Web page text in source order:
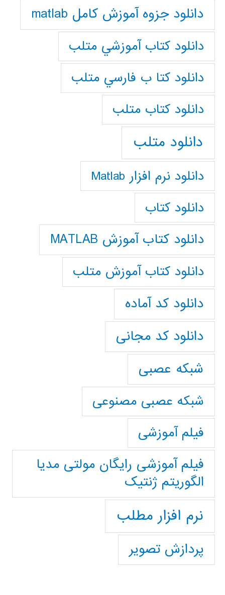
دانلود جزوه آموزش کامل matlab
دانلود كتاب آموزشي متلب
دانلود كتا ب فارسي متلب
دانلود كتاب متلب
دانلود متلب
دانلود نرم افزار Matlab
دانلود کتاب
دانلود کتاب آموزش MATLAB
دانلود کتاب آموزش متلب
دانلود کد آماده
دانلود کد مجانی
شبکه عصبی
شبکه عصبی مصنوعی
فیلم آموزشی
فیلم آموزشی رایگان مولتی مدیا
الگوریتم ژنتیک
نرم افزار مطلب
پردازش تصویر